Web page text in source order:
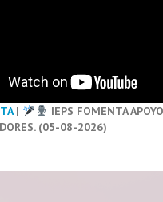
|
IEPS FOMENTA
(05-08-2026)